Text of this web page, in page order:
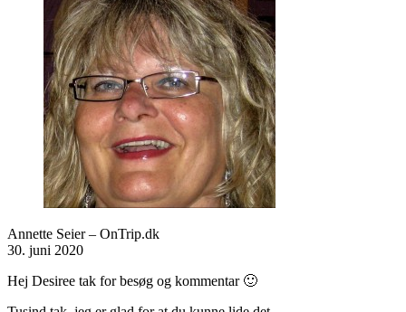
Annette Seier – OnTrip.dk
30. juni 2020
Hej Desiree tak for besøg og kommentar 🙂